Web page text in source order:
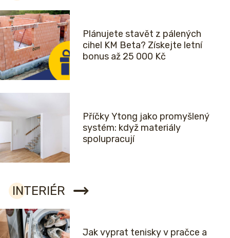
Plánujete stavět z pálených
cihel KM Beta? Získejte letní
bonus až 25 000 Kč
Příčky Ytong jako promyšlený
systém: když materiály
spolupracují
INTERIÉR
Jak vyprat tenisky v pračce a